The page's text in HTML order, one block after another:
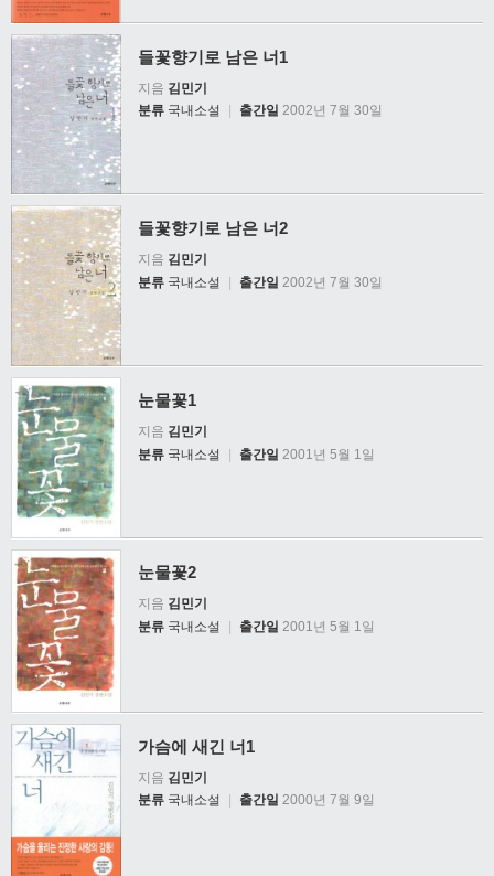
들꽃향기로 남은 너1
지음 김민기
분류 국내소설 출간일 2002년 7월 30일
들꽃향기로 남은 너2
지음 김민기
분류 국내소설 출간일 2002년 7월 30일
눈물꽃1
지음 김민기
분류 국내소설 출간일 2001년 5월 1일
눈물꽃2
지음 김민기
분류 국내소설 | 출간일 2001년 5월 1일
가슴에 새긴 너1
지음 김민기
분류 국내소설 출간일 2000년 7월 9일